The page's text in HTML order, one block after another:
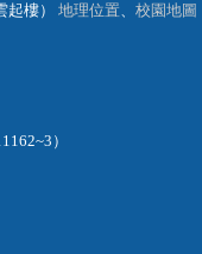
起樓） 地理位置、 校園地圖
）